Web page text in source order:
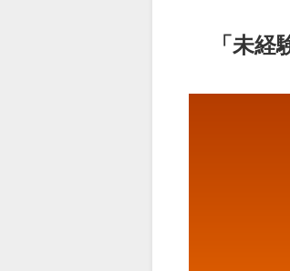
「未